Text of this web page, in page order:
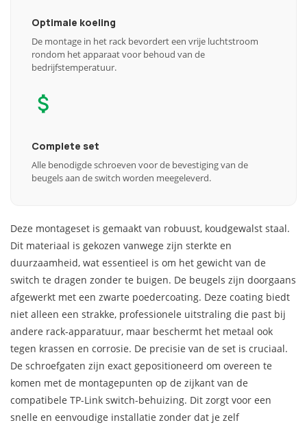
Optimale koeling
De montage in het rack bevordert een vrije luchtstroom
rondom het apparaat voor behoud van de
bedrijfstemperatuur.
Complete set
Alle benodigde schroeven voor de bevestiging van de
beugels aan de switch worden meegeleverd.
Deze montageset is gemaakt van robuust, koudgewalst staal.
Dit materiaal is gekozen vanwege zijn sterkte en
duurzaamheid, wat essentieel is om het gewicht van de
switch te dragen zonder te buigen. De beugels zijn doorgaans
afgewerkt met een zwarte poedercoating. Deze coating biedt
niet alleen een strakke, professionele uitstraling die past bij
andere rack-apparatuur, maar beschermt het metaal ook
tegen krassen en corrosie. De precisie van de set is cruciaal.
De schroefgaten zijn exact gepositioneerd om overeen te
komen met de montagepunten op de zijkant van de
compatibele TP-Link switch-behuizing. Dit zorgt voor een
snelle en eenvoudige installatie zonder dat je zelf